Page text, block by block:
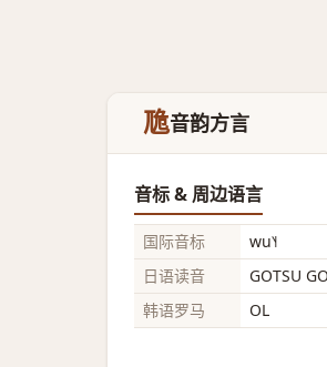
卼音韵方言
音标 & 周边语言
国际音标
wu˥˧
日语读音
GOTSU
韩语罗马
OL